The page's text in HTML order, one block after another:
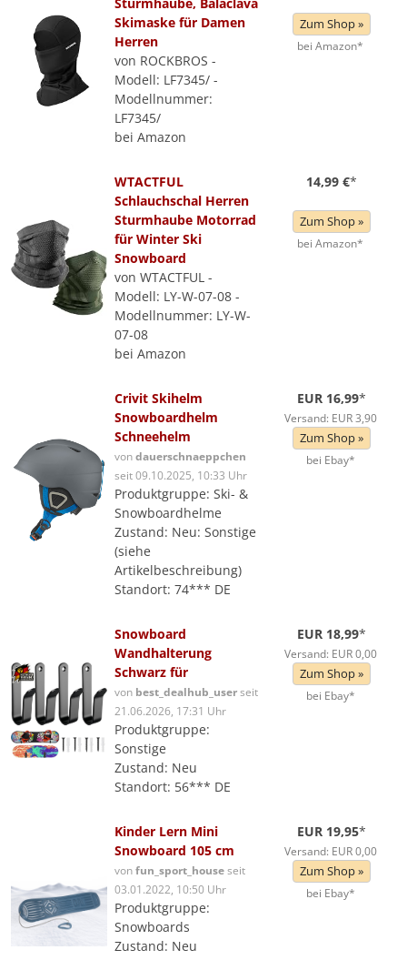
Skimaske für Damen
Herren
von ROCKBROS -
Modell: LF7345/ -
Modellnummer:
LF7345/
bei Amazon
Zum Shop »
bei Amazon*
WTACTFUL
Schlauchschal Herren
Sturmhaube Motorrad
für Winter Ski
Snowboard
von WTACTFUL -
Modell: LY-W-07-08 -
Modellnummer: LY-W-
07-08
bei Amazon
14,99 €*
Zum Shop »
bei Amazon*
Crivit Skihelm
Snowboardhelm
Schneehelm
vondauerschnaeppchen
seit 09.10.2025, 10:33 Uhr
Produktgruppe: Ski- &
Snowboardhelme
Zustand: Neu: Sonstige
(siehe
Artikelbeschreibung)
Standort: 74*** DE
EUR 16,99*
Versand: EUR 3,90
Zum Shop »
bei Ebay*
Snowboard
Wandhalterung
Schwarz für
von best_dealhub_userseit
21.06.2026, 17:31 Uhr
Produktgruppe:
Sonstige
Zustand: Neu
Standort: 56*** DE
EUR 18,99*
Versand: EUR 0,00
Zum Shop »
bei Ebay*
Kinder Lern Mini
Snowboard 105 cm
vonfun_sport_houseseit
03.01.2022, 10:50 Uhr
Produktgruppe:
Snowboards
Zustand: Neu
EUR 19,95*
Versand: EUR 0,00
Zum Shop »
bei Ebay*